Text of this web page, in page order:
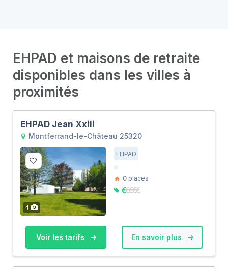
EHPAD et maisons de retraite
disponibles dans les villes à
proximités
EHPAD Jean Xxiii
Montferrand-le-Château 25320
4
EHPAD
0 places
Voir les tarifs En savoir plus